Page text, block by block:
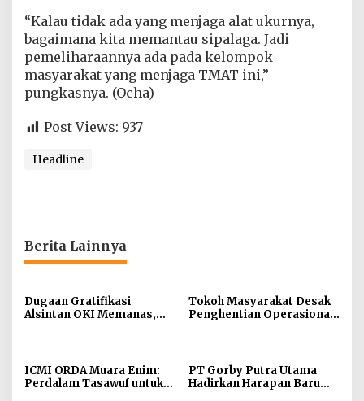
“Kalau tidak ada yang menjaga alat ukurnya,
bagaimana kita memantau sipalaga. Jadi
pemeliharaannya ada pada kelompok
masyarakat yang menjaga TMAT ini,”
pungkasnya. (Ocha)
Post Views: 937
Headline
Berita Lainnya
Dugaan Gratifikasi
Alsintan OKI Memanas,
Tokoh Masyarakat Desak
Penghentian Operasional
ICMI ORDA Muara Enim:
Perdalam Tasawuf untuk
PT Gorby Putra Utama
Hadirkan Harapan Baru